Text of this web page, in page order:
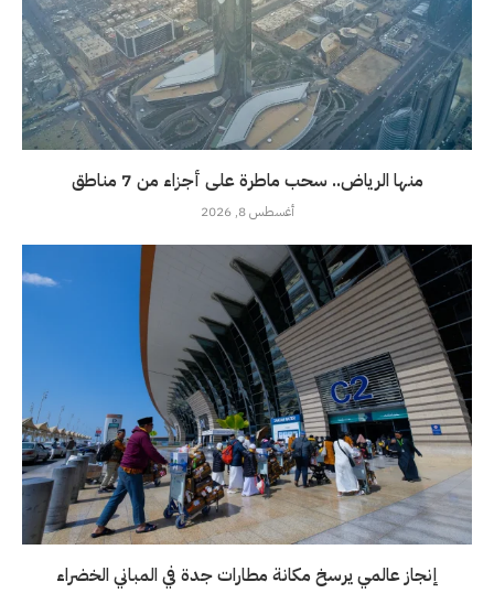
منها الرياض.. سحب ماطرة على أجزاء من 7 مناطق
أغسطس 8, 2026
إنجاز عالمي يرسخ مكانة مطارات جدة في المباني الخضراء